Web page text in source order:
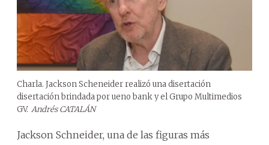
Charla. Jackson Scheneider realizó una disertación
disertación brindada por ueno bank y el Grupo Multimedios
GV. Andrés CATALÁN
Jackson Schneider, una de las figuras más